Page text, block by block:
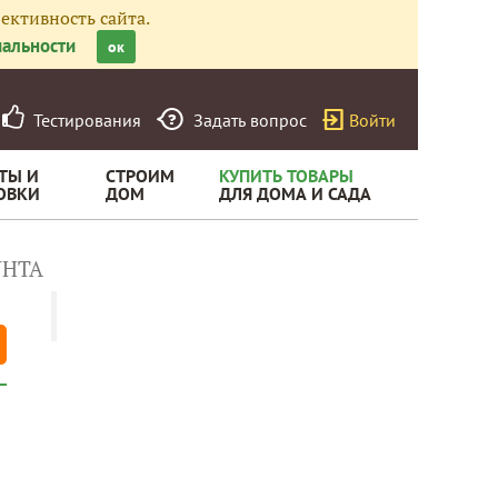
сайта.
ок
Тестирования Задать вопрос Войти
И
СТРОИМ
ДОМ
КУПИТЬ ТОВАРЫ
ДЛЯ ДОМА И САДА